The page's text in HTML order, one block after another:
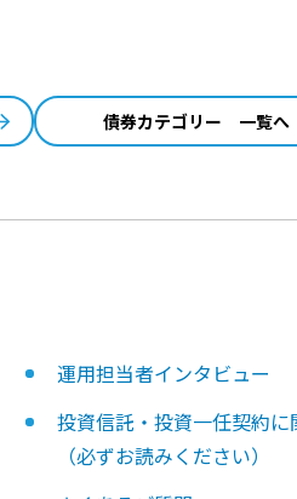
債券カテゴリー 一覧へ
運用担当者インタビュー
投資信託・投資一任契約
（必ずお読みください）